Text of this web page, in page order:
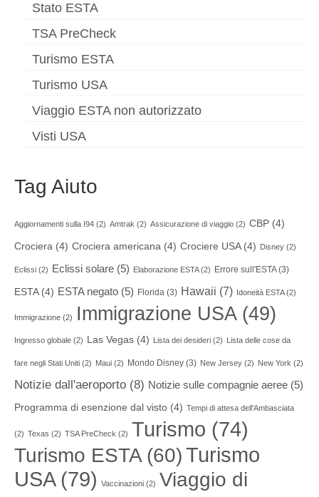
Stato ESTA
TSA PreCheck
Turismo ESTA
Turismo USA
Viaggio ESTA non autorizzato
Visti USA
Tag Aiuto
Aggiornamenti sulla I94 (2) Amtrak (2) Assicurazione di viaggio (2) CBP (4)
Crociera (4) Crociera americana (4) Crociere USA(4) Disney (2)
Eclissi (2) Eclissi solare (5) Elaborazione ESTA(2) Errore sull'ESTA(3)
ESTA(4) ESTA negato (5) Florida (3) Hawaii (7) Idoneità ESTA(2)
Immigrazione (2) Immigrazione USA(49)
Ingresso globale (2) Las Vegas (4) Lista dei desideri (2) Lista delle cose da
fare negli Stati Uniti (2) Maui (2) Mondo Disney (3) New Jersey (2) New York (2)
Notizie dall'aeroporto (8) Notizie sulle compagnie aeree (5)
Programma di esenzione dal visto (4) Tempi di attesa dell'Ambasciata
(2) Texas (2) TSA PreCheck (2) Turismo (74)
Turismo ESTA(60)Turismo
USA(79) Vaccinazioni (2) Viaggio di